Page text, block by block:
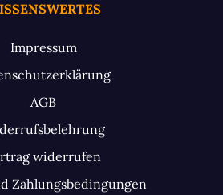
Impressum
AGB
widerrufen
Zahlungsbedingungen